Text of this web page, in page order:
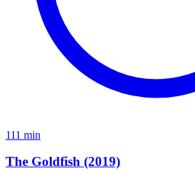
111 min
The Goldfish (2019)